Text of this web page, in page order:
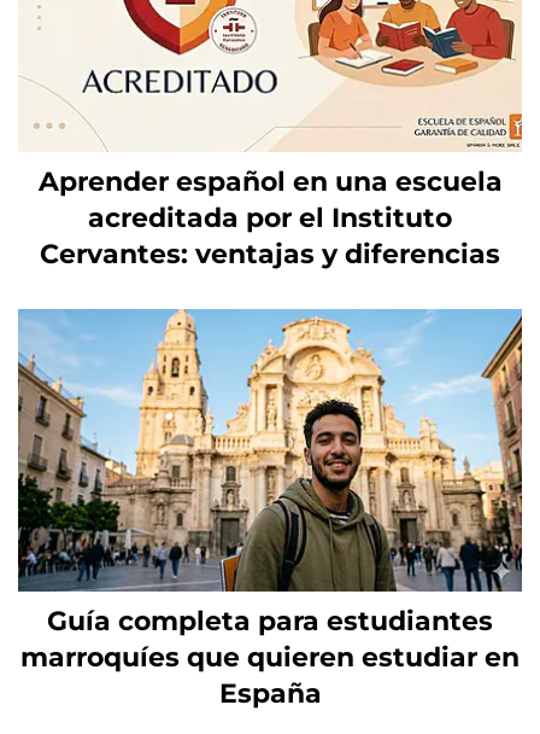
Aprender español en una escuela
acreditada por el Instituto
Cervantes: ventajas y diferencias
Guía completa para estudiantes
marroquíes que quieren estudiar en
España